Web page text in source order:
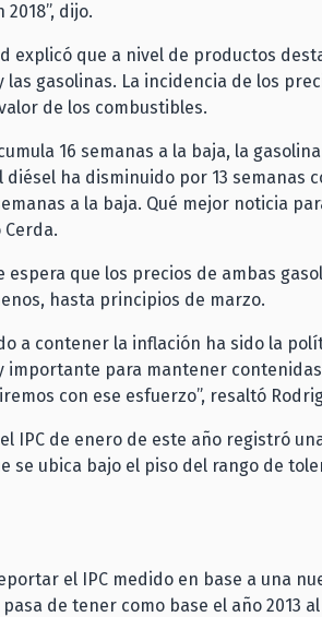
dijo.
explicó que a nivel de productos
gasolinas. La incidencia de los
de los combustibles.
16 semanas a la baja, la
diésel ha disminuido por 13 semanas
a la baja. Qué mejor noticia
espera que los precios de ambas
hasta principios de marzo.
a contener la inflación ha sido la
importante para mantener
con ese esfuerzo”, resaltó
IPC de enero de este año registró
se ubica bajo el piso del rango de
el IPC medido en base a una
de tener como base el año 2013 al